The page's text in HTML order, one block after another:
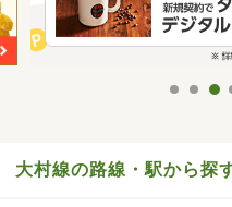
大村線の路線・駅から探